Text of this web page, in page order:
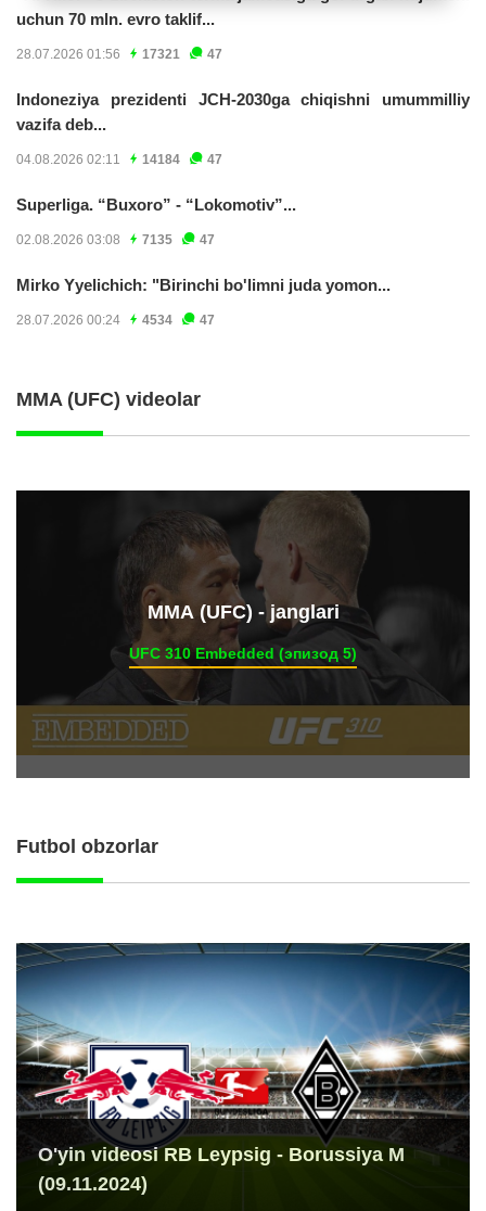
uchun 70 mln. evro taklif...
28.07.2026 01:56 17321 47
Indoneziya prezidenti JCH-2030ga chiqishni umummilliy
vazifa deb...
04.08.2026 02:11 14184 47
Superliga. “Buxoro” - “Lokomotiv”...
02.08.2026 03:08 7135 47
Mirko Yyelichich: "Birinchi bo'limni juda yomon...
28.07.2026 00:24 4534 47
MMA (UFC) videolar
ММА (UFC) - janglari
UFC 310 Embedded (эпизод 5)
Futbol obzorlar
O'yin videosi RB Leypsig - Borussiya M
(09.11.2024)